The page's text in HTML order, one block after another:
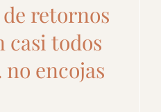
retornos
casi todos
encojas